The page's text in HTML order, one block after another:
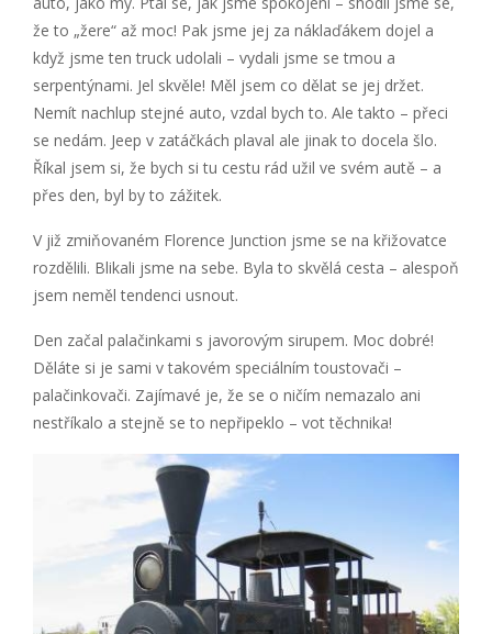
že to „žere“ až moc! Pak jsme jej za náklaďákem dojel a
když jsme ten truck udolali – vydali jsme se tmou a
serpentýnami. Jel skvěle! Měl jsem co dělat se jej držet.
Nemít nachlup stejné auto, vzdal bych to. Ale takto – přeci
se nedám. Jeep v zatáčkách plaval ale jinak to docela šlo.
Říkal jsem si, že bych si tu cestu rád užil ve svém autě – a
přes den, byl by to zážitek.
V již zmiňovaném Florence Junction jsme se na křižovatce
rozdělili. Blikali jsme na sebe. Byla to skvělá cesta – alespoň
jsem neměl tendenci usnout.
Den začal palačinkami s javorovým sirupem. Moc dobré!
Děláte si je sami v takovém speciálním toustovači –
palačinkovači. Zajímavé je, že se o ničím nemazalo ani
nestříkalo a stejně se to nepřipeklo – vot těchnika!